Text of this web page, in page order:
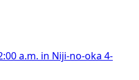
a.m. in Niji-no-oka 4-